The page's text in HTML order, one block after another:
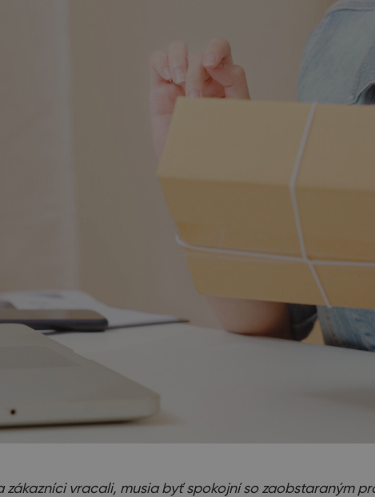
vracali, musia byť spokojní so zaobstaraným